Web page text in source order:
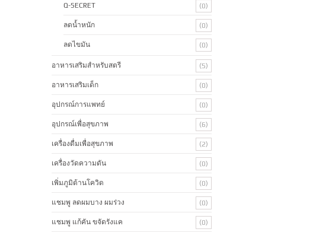
Q-SECRET (0)
ลดน้ำหนัก (0)
ลดไขมัน (0)
อาหารเสริมสำหรับสตรี (5)
อาหารเสริมเด็ก (0)
อุปกรณ์การแพทย์ (0)
อุปกรณ์เพื่อสุขภาพ (6)
เครื่องดื่มเพื่อสุขภาพ (2)
เครื่องวัดความดัน (0)
เพิ่มภูมิต้านโควิด (0)
แชมพู ลดผมบาง ผมร่วง (0)
แชมพู แก้คัน ขจัดรังแค (0)